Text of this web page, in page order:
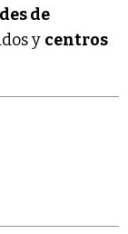
de
y centros